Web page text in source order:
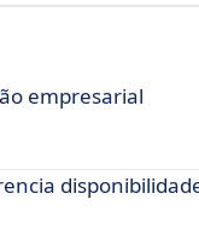
empresarial